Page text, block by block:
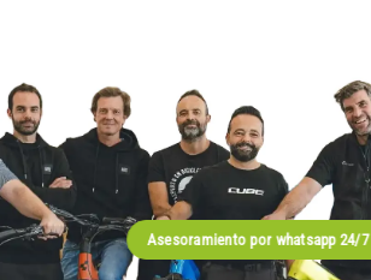
Asesoramiento por whatsapp 24/7